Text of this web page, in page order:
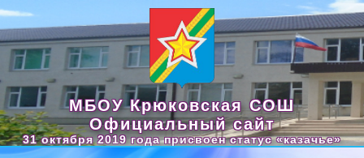
МБОУ Крюковская СОШ
Официальный сайт
31 октября 2019 года присвоен статус «казачье»